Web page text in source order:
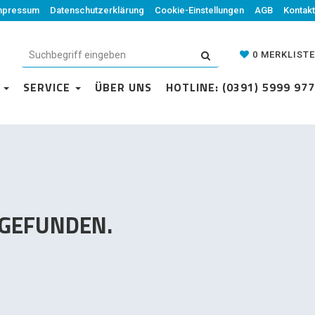
Datenschutzerklärung Cookie-Einstellungen AGB Kontakt
0 MERKLISTE
ÜBER UNS HOTLINE: (0391) 5999 977
Datenschutzerklärung Cookie-Einstellungen AGB Kontakt
0 MERKLISTE
SERVICE ÜBER UNS HOTLINE: (0391) 5999 977